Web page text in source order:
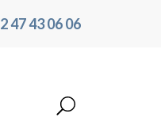
2 47 43 06 06